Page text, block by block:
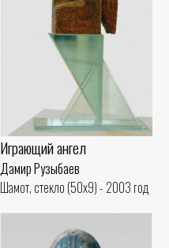
Играющий ангел
Дамир Рузыбаев
Шамот, стекло (50x9) - 2003 год